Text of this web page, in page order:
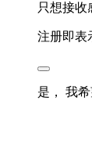
只想接收
注册即表
是， 我